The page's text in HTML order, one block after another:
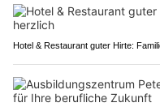
Hotel & Restaurant guter Hirte: